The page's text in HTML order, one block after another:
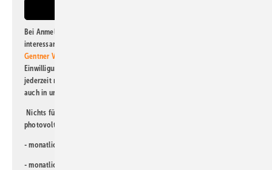
Bei Anmeldung zu diesem Newsletter bin ich damit einverstanden, über
interessante Verlags- und Online-Angebote
Gentner Verlag GmbH & Co. KG
Einwilligung kann ich jederzeit widerrufen und eine Abmeldung ist
jederzeit möglich. Informationen zum Umgang mit Daten finden Sie
auch in unserer
Nichts für Sie dabei? Dann lesen Sie doch einen unserer weiteren
photovoltaik-Newsletter!
- monatlicher
- monatlicher